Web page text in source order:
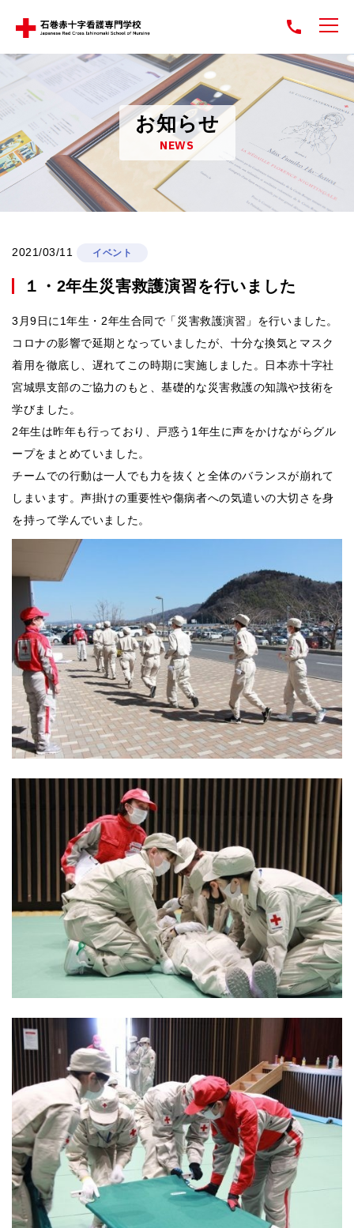
お知らせ
NEWS
2021/03/11 イベント
１・2年生災害救護演習を行いました
3月9日に1年生・2年生合同で「災害救護演習」を行いました。
コロナの影響で延期となっていましたが、十分な換気とマスク
着用を徹底し、遅れてこの時期に実施しました。日本赤十字社
宮城県支部のご協力のもと、基礎的な災害救護の知識や技術を
学びました。
2年生は昨年も行っており、戸惑う1年生に声をかけながらグル
ープをまとめていました。
チームでの行動は一人でも力を抜くと全体のバランスが崩れて
しまいます。声掛けの重要性や傷病者への気遣いの大切さを身
を持って学んでいました。